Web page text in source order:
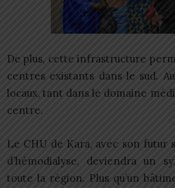
De plus, cette infrastructure
centres existants dans le sud.
locaux, tant dans le domaine
centre.
Le CHU de Kara, avec son futur
d’hémodialyse, deviendra un
toute la région. Plus qu’un